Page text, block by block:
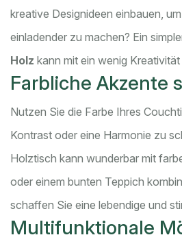
kreative Designideen einbauen,
einladender zu machen? Ein
Holz kann mit ein wenig
Farbliche Akzente
Nutzen Sie die Farbe Ihres
Kontrast oder eine Harmonie zu
Holztisch kann wunderbar mit
oder einem bunten Teppich
schaffen Sie eine lebendige und
Multifunktionale